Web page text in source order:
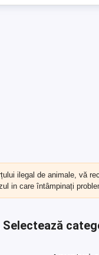
ilegal de animale, vă
in care întâmpinați
Selectează